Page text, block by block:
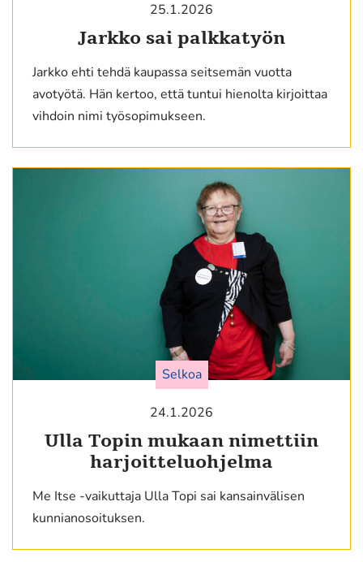
25.1.2026
Jarkko sai palkkatyön
Jarkko ehti tehdä kaupassa seitsemän vuotta
avotyötä. Hän kertoo, että tuntui hienolta kirjoittaa
vihdoin nimi työsopimukseen.
Selkoa
24.1.2026
Ulla Topin mukaan nimettiin
harjoitteluohjelma
Me Itse -vaikuttaja Ulla Topi sai kansainvälisen
kunnianosoituksen.